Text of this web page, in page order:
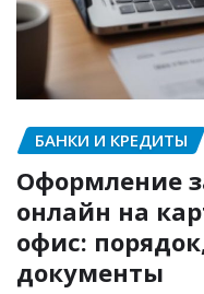
БАНКИ И КРЕДИТЫ
Оформление
онлайн на
офис:
документы